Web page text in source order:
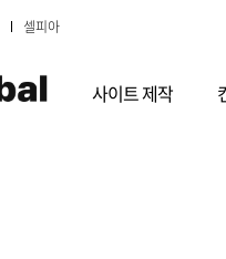
셀피아
사이트 제작